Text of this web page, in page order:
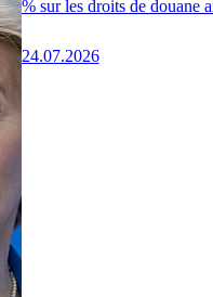
% sur les droits de douane
24.07.2026